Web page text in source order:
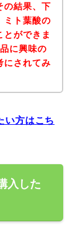
の結果、下
ミト葉酸の
とができま
に興味の
にされてみ
い方はこち
入した